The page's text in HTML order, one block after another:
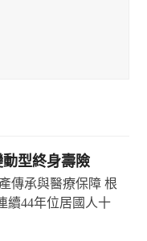
型終身壽險
傳承與醫療保障 根
續44年位居國人十